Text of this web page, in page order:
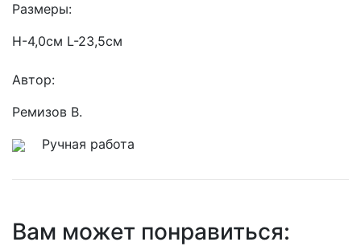
Размеры:
Н-4,0см L-23,5см
Автор:
Ремизов В.
Ручная работа
Вам может понравиться: